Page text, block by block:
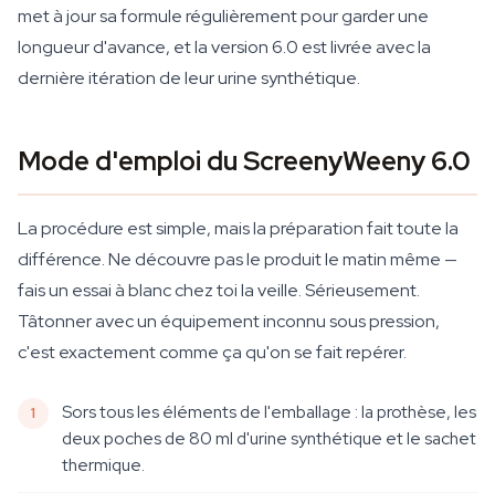
met à jour sa formule régulièrement pour garder une
longueur d'avance, et la version 6.0 est livrée avec la
dernière itération de leur urine synthétique.
Mode d'emploi du ScreenyWeeny 6.0
La procédure est simple, mais la préparation fait toute la
différence. Ne découvre pas le produit le matin même —
fais un essai à blanc chez toi la veille. Sérieusement.
Tâtonner avec un équipement inconnu sous pression,
c'est exactement comme ça qu'on se fait repérer.
Sors tous les éléments de l'emballage : la prothèse, les
deux poches de 80 ml d'urine synthétique et le sachet
thermique.